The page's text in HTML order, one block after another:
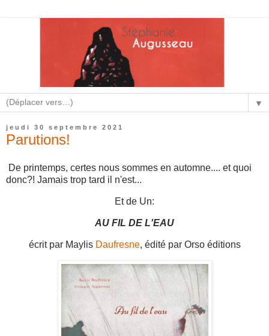
▼
jeudi 30 septembre 2021
Parutions!
De printemps, certes nous sommes en automne.... et quoi
donc?! Jamais trop tard il n'est...
Et de Un:
AU FIL DE L'EAU
écrit par Maylis Daufresne, édité par Orso éditions